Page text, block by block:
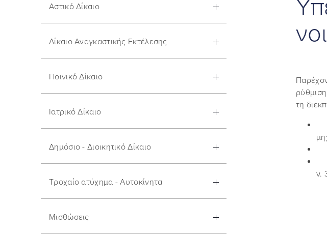
Αστικό Δίκαιο
Δίκαιο Αναγκαστικής Εκτέλεσης
Ποινικό Δίκαιο
Ιατρικό Δίκαιο
Δημόσιο - Διοικητικό Δίκαιο
Τροχαίο ατύχημα - Αυτοκίνητα
Μισθώσεις
τη
ν.